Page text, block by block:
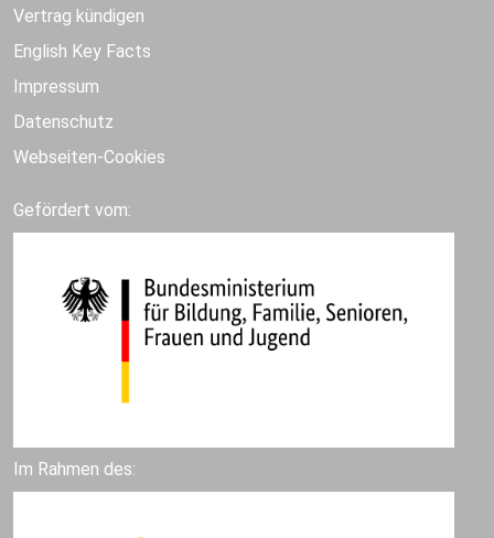
Vertrag kündigen
English Key Facts
Impressum
Datenschutz
Webseiten-Cookies
Gefördert vom:
Im Rahmen des: